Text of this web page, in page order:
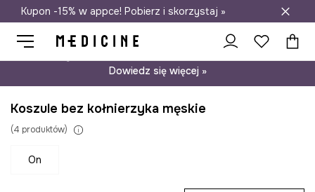
Darmowa dostawa do salonów
Kupon -15% w appce! Pobierz i skorzystaj »
Dowiedz się więcej »
Koszule bez kołnierzyka męskie
(4 produktów)
on